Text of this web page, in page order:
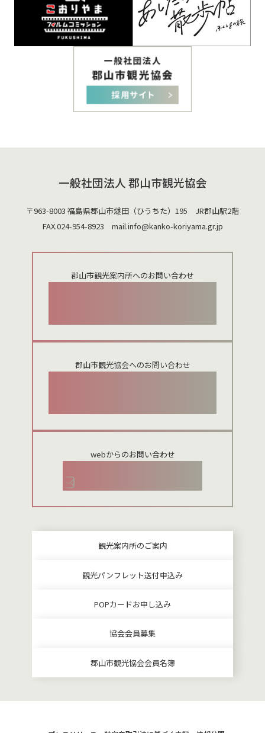
一般社団法人 郡山市観光協会
〒963-8003 福島県郡山市燧田（ひうちた）195 JR郡山駅2階
FAX.024-954-8923 mail.info@kanko-koriyama.gr.jp
郡山市観光案内所へのお問い合わせ
郡山市観光協会へのお問い合わせ
webからのお問い合わせ
観光案内所のご案内
観光パンフレット送付申込み
POPカードお申し込み
協会会員募集
郡山市観光協会会員名簿